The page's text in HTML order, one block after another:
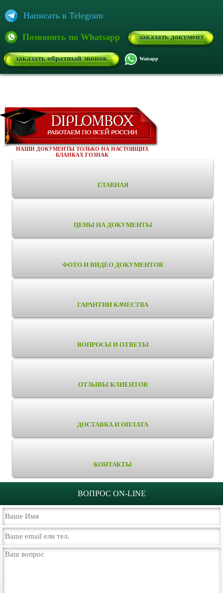
Написать в Telegram
Позвонить по Whatsapp заказать документ
заказать обратный звонок Watsapp
НАШИ ДОКУМЕНТЫ ТОЛЬКО НА НАСТОЯЩИХ
БЛАНКАХ ГОЗНАК
ГЛАВНАЯ
ЦЕНЫ НА ДОКУМЕНТЫ
ФОТО И ВИДЕО ДОКУМЕНТОВ
ГАРАНТИИ КАЧЕСТВА
ВОПРОСЫ И ОТВЕТЫ
ОТЗЫВЫ КЛИЕНТОВ
ДОСТАВКА И ОПЛАТА
КОНТАКТЫ
ВОПРОС ON-LINE